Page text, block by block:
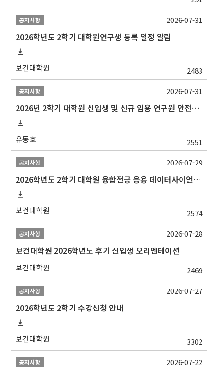
공지사항
2026학년도 2학기 대학원연구생 등록 일정 알림
보건대학원 2483
2026-07-31
공지사항
2026년 2학기 대학원 신입생 및 신규 임용 연구원 안전환경교육(신규교육) 실시 안내
유동호 2551
2026-07-31
공지사항
2026학년도 2학기 대학원 융합전공 응용 데이터사이언스 선발 계획 알림
보건대학원 2574
2026-07-29
공지사항
보건대학원 2026학년도 후기 신입생 오리엔테이션
보건대학원 2469
2026-07-28
공지사항
2026학년도 2학기 수강신청 안내
보건대학원 3302
2026-07-27
공지사항 2026-07-22